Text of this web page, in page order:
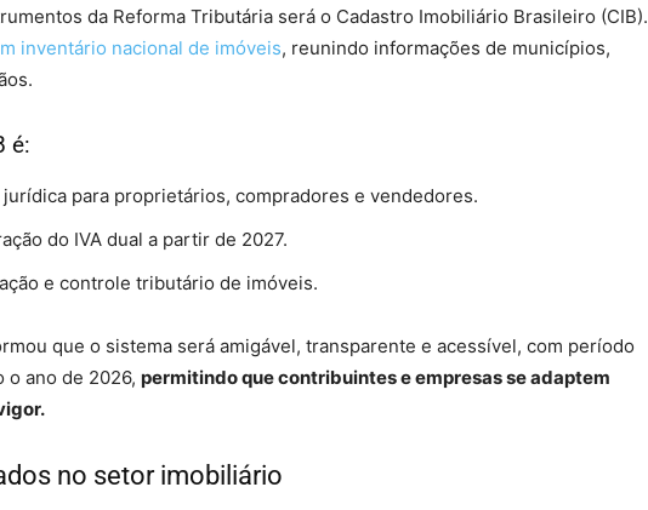
da Reforma Tributária será o Cadastro Imobiliário Brasileiro (CIB).
inventário nacional de imóveis, reunindo informações de municípios,
é:
para proprietários, compradores e vendedores.
do IVA dual a partir de 2027.
e controle tributário de imóveis.
que o sistema será amigável, transparente e acessível, com período
ano de 2026, permitindo que contribuintes e empresas se adaptem
no setor imobiliário